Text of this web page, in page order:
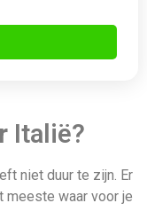
vandaag nog
Italië vakanties!
maar voor een
Uw vlucht